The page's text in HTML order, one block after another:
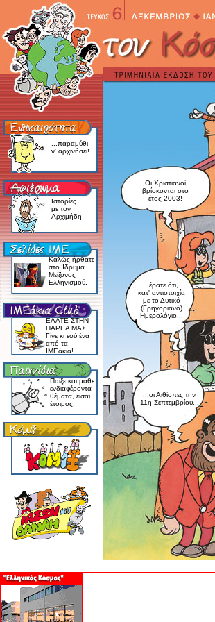
...παραμύθι
ν' αρχινήσει!
Ιστορίες
με τον
Αρχιμήδη
Kαλώς ήρθατε
στο Ίδρυμα
Mείζονος
Eλληνισμού.
EΛATE ΣTHN
ΠAPEA MAΣ
Γίνε κι εσύ ένα
από τα
IMEάκια!
Παίξε και μάθε
ενδιαφέροντα
θέματα, είσαι
έτοιμος;
Οι Χριστιανοί
βρίσκονται στο
έτος 2003!
Ξέρατε ότι,
κατ' αντιστοιχία
με το Δυτικό
(Γρηγοριανό)
Ημερολόγιο...
...οι Αιθίοπες την
11η Σεπτεμβρίου...